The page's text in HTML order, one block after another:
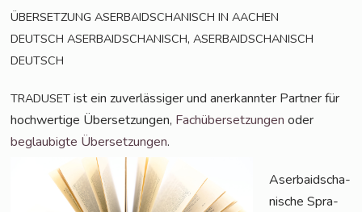
ÜBERSETZUNG ASERBAIDSCHANISCH IN AACHEN
DEUTSCH ASERBAIDSCHANISCH,ASERBAIDSCHANISCH
DEUTSCH
TRADUSET ist ein zuver­läs­si­ger und aner­kann­ter Part­ner für
hoch­wer­ti­ge Über­set­zun­gen, Fach­über­set­zun­gen oder
beglau­big­te Über­set­zun­gen.
Aser­bai­dscha­
ni­sche Spra­